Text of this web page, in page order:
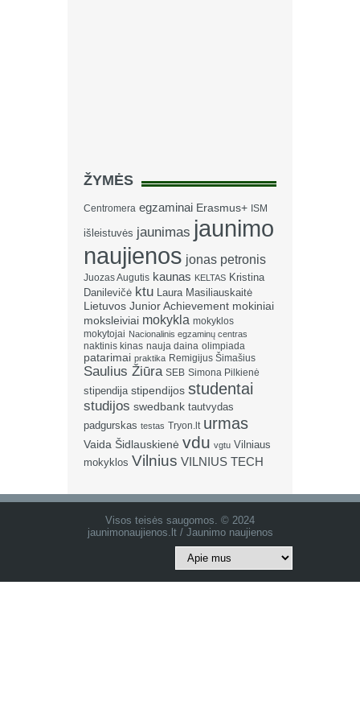
ŽYMĖS
Centromera egzaminai Erasmus+ ISM
išleistuvės jaunimas jaunimo
naujienos jonas petronis
Juozas Augutis kaunas KELTAS Kristina
Danilevičė ktu Laura Masiliauskaitė
Lietuvos Junior Achievement mokiniai
moksleiviai mokykla mokyklos
mokytojai Nacionalinis egzaminų centras
naktinis kinas nauja daina olimpiada
patarimai praktika Remigijus Šimašius
Saulius Žiūra SEB Simona Pilkienė
stipendija stipendijos studentai
studijos swedbank tautvydas
padgurskas testas Tryon.lt urmas
Vaida Šidlauskienė vdu vgtu Vilniaus
mokyklos Vilnius VILNIUS TECH
Visos teisės saugomos. © 2024
jaunimonaujienos.lt / Jaunimo naujienos